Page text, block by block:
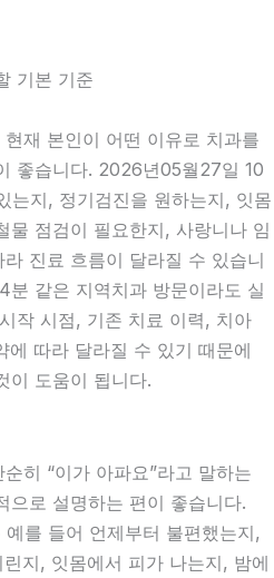
기본 기준
재 본인이 어떤 이유로 치과를
좋습니다. 2026년05월27일 10
는지, 정기검진을 원하는지, 잇몸
물 점검이 필요한지, 사랑니나 임
진료 흐름이 달라질 수 있습니
같은 지역치과 방문이라도 실
작 시점, 기존 치료 이력, 치아
따라 달라질 수 있기 때문에
이 도움이 됩니다.
히 “이가 아파요”라고 말하는
으로 설명하는 편이 좋습니다.
를 들어 언제부터 불편했는지,
지, 잇몸에서 피가 나는지, 밤에